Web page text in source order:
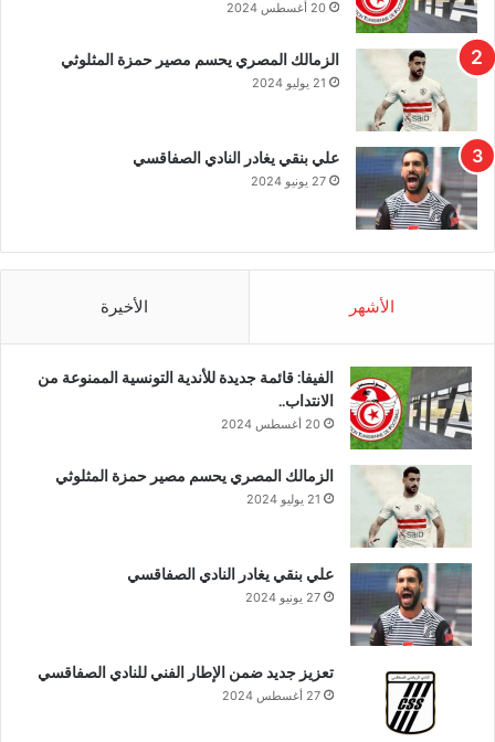
20 أغسطس 2024
الزمالك المصري يحسم مصير حمزة المثلوثي
21 يوليو 2024
علي بنقي يغادر النادي الصفاقسي
27 يونيو 2024
الأشهر الأخيرة
الفيفا: قائمة جديدة للأندية التونسية الممنوعة من
الانتداب..
20 أغسطس 2024
الزمالك المصري يحسم مصير حمزة المثلوثي
21 يوليو 2024
علي بنقي يغادر النادي الصفاقسي
27 يونيو 2024
تعزيز جديد ضمن الإطار الفني للنادي الصفاقسي
27 أغسطس 2024